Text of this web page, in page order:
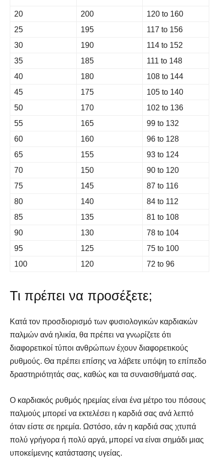
SELF FINDER
Βρες Γυμναστή, Διαιτολόγο,
Γιατρό & Φυσικοθεραπευτή
SELF FINDER
Βρες Γυμναστή, Διαιτολόγο,
Γιατρό & Φυσικοθεραπευτή
20 200
120 to 160
25
195
117 to 156
30
190
114 to 152
35
185
111 to 148
40
180
108 to 144
45
175
105 to 140
50
170
102 to 136
55
165
99 to 132
60
160
96 to 128
65
155
93 to 124
70
150
90 to 120
75
145
87 to 116
80
140
84 to 112
85
135
81 to 108
90
130
78 to 104
95
125
75 to 100
100
120 72 to 96
Τι πρέπει να προσέξετε;
Κατά τον προσδιορισμό των φυσιολογικών καρδιακών
παλμών ανά ηλικία, θα πρέπει να γνωρίζετε ότι
διαφορετικοί τύποι ανθρώπων έχουν διαφορετικούς
ρυθμούς. Θα πρέπει επίσης να λάβετε υπόψη το επίπεδο
δραστηριότητάς σας, καθώς και τα συναισθήματά σας.
Ο καρδιακός ρυθμός ηρεμίας είναι ένα μέτρο του πόσους
παλμούς μπορεί να εκτελέσει η καρδιά σας ανά λεπτό
όταν είστε σε ηρεμία. Ωστόσο, εάν η καρδιά σας χτυπά
πολύ γρήγορα ή πολύ αργά, μπορεί να είναι σημάδι μιας
υποκείμενης κατάστασης υγείας.